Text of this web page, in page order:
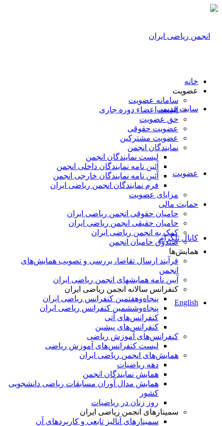
سایت قدیمی
عضویت
کانال تلگرام
English
خانه
عضویت
سامانه عضویت
لیست اعضاء دوره جاری
حق عضویت
عضویت حقوقی
عضویت مشترکین
نمایندگان انجمن
لیست نمایندگان انجمن
آئین نامه نمایندگان داخلی انجمن
آئین نامه نمایندگان خارجی انجمن
فرم نمایندگان انجمن ریاضی ایران
مزایای عضویت
حمایت مالی
حامیان حقوقی انجمن ریاضی ایران
حامیان حقیقی انجمن ریاضی ایران
کمک به انجمن ریاضی ایران
صندوق حامیان انجمن
همایش‌ها
فرآیند ارسال تقاضا، بررسی و تصویب همایش‌های
انجمن
آیین نامه همایشهای انجمن ریاضی ایران
کنفرانس‌ سالانه انجمن ریاضی ایران
پنجاه‌و‌هفتمین کنفرانس ریاضی ایران
پنجاه‌و‌ششمین کنفرانس ریاضی ایران
کنفرانس‌های آتی
کنفرانس‎‌های پیشین
کنفرانس‌های آموزش ریاضی
لیست کنفرانس‌های آموزش ریاضی
همایش‌های انجمن ریاضی ایران
دهه ریاضیات
همایش نمایندگان انجمن
همایش مدال آوران مسابقات ریاضی دانشجویی
کشور
روز زنان در ریاضیات
سمینارهای انجمن ریاضی ایران
سمینارهای آنالیز تابعی و کاربردهای آن